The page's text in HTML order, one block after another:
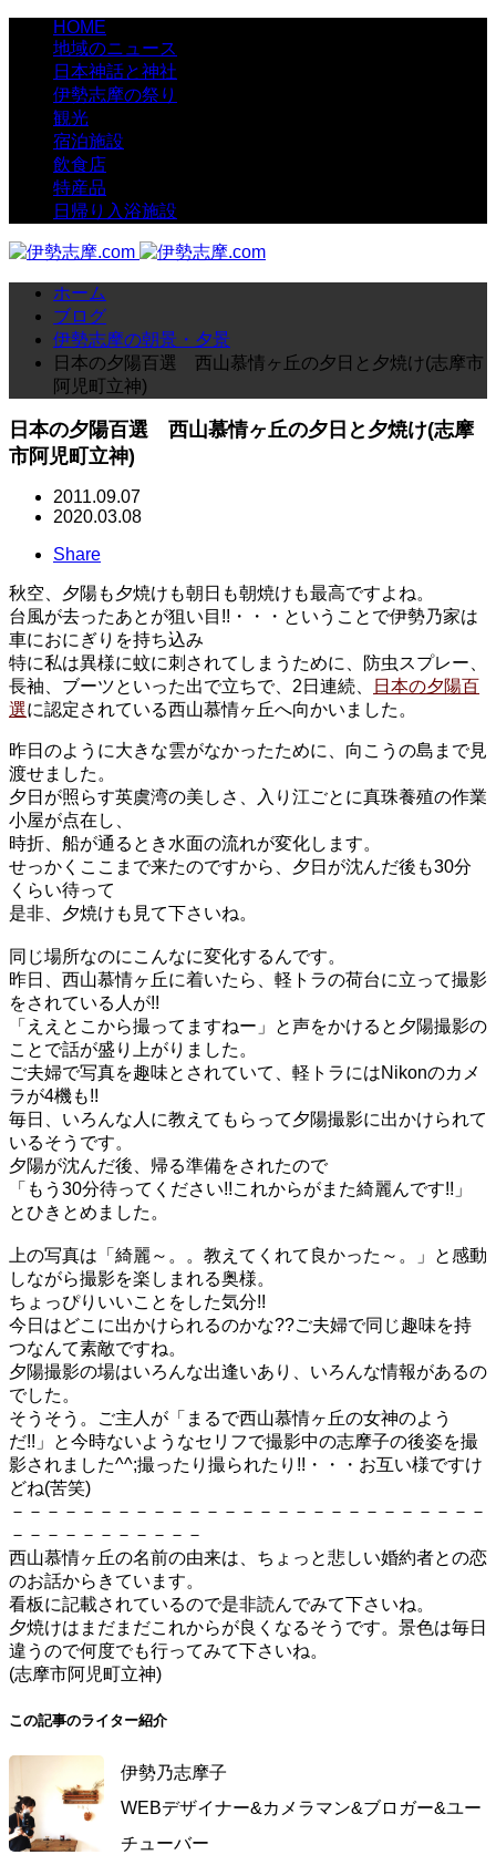
HOME
地域のニュース
日本神話と神社
伊勢志摩の祭り
観光
宿泊施設
飲食店
特産品
日帰り入浴施設
ホーム
ブログ
伊勢志摩の朝景・夕景
日本の夕陽百選 西山慕情ヶ丘の夕日と夕焼け(志摩市
阿児町立神)
日本の夕陽百選 西山慕情ヶ丘の夕日と夕焼け(志摩
市阿児町立神)
2011.09.07
2020.03.08
Share
秋空、夕陽も夕焼けも朝日も朝焼けも最高ですよね。
台風が去ったあとが狙い目!!・・・ということで伊勢乃家は
車におにぎりを持ち込み
特に私は異様に蚊に刺されてしまうために、防虫スプレー、
長袖、ブーツといった出で立ちで、2日連続、
日本の夕陽百
選に認定されている西山慕情ヶ丘へ向かいました。
昨日のように大きな雲がなかったために、向こうの島まで見
渡せました。
夕日が照らす英虞湾の美しさ、入り江ごとに真珠養殖の作業
小屋が点在し、
時折、船が通るとき水面の流れが変化します。
せっかくここまで来たのですから、夕日が沈んだ後も30分
くらい待って
是非、夕焼けも見て下さいね。
同じ場所なのにこんなに変化するんです。
昨日、西山慕情ヶ丘に着いたら、軽トラの荷台に立って撮影
をされている人が!!
「ええとこから撮ってますねー」と声をかけると夕陽撮影の
ことで話が盛り上がりました。
ご夫婦で写真を趣味とされていて、軽トラにはNikonのカメ
ラが4機も!!
毎日、いろんな人に教えてもらって夕陽撮影に出かけられて
いるそうです。
夕陽が沈んだ後、帰る準備をされたので
「もう30分待ってください!!これからがまた綺麗んです!!」
とひきとめました。
上の写真は「綺麗～。。教えてくれて良かった～。」と感動
しながら撮影を楽しまれる奥様。
ちょっぴりいいことをした気分!!
今日はどこに出かけられるのかな??ご夫婦で同じ趣味を持
つなんて素敵ですね。
夕陽撮影の場はいろんな出逢いあり、いろんな情報があるの
でした。
そうそう。ご主人が「まるで西山慕情ヶ丘の女神のよう
だ!!」と今時ないようなセリフで撮影中の志摩子の後姿を撮
影されました^^;撮ったり撮られたり!!・・・お互い様ですけ
どね(苦笑)
－－－－－－－－－－－－－－－－－－－－－－－－－－－
－－－－－－－－－－－
西山慕情ヶ丘の名前の由来は、ちょっと悲しい婚約者との恋
のお話からきています。
看板に記載されているので是非読んでみて下さいね。
夕焼けはまだまだこれからが良くなるそうです。景色は毎日
違うので何度でも行ってみて下さいね。
(志摩市阿児町立神)
この記事のライター紹介
伊勢乃志摩子
WEBデザイナー&カメラマン&ブロガー&ユー
チューバー